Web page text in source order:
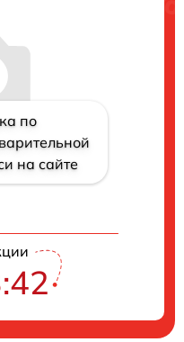
по
на сайте